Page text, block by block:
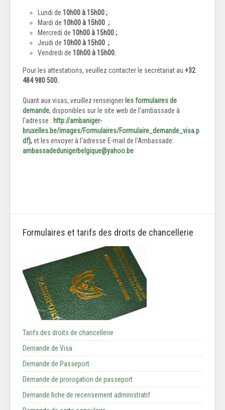
Lundi de 10h00 à 15h00 ;
Mardi de 10h00 à 15h00 ;
Mercredi de 10h00 à 15h00;
Jeudi de 10h00 à 15h00 ;
Vendredi de 10h00 à 15h00.
Pour les attestations, veuillez contacter le secrétariat au +32
484 980 500.
Quant aux visas, veuillez renseigner les formulaires de
demande, disponibles sur le site web de l'ambassade à
l'adresse : http://ambaniger-
bruxelles.be/images/Formulaires/Formulaire_demande_visa.p
df),et les envoyer à l'adresse E-mail de l'Ambassade:
ambassadedunigerbelgique@yahoo.be
Formulaires et tarifs des droits de chancellerie
Tarifs des droits de chancellerie
Demande de Visa
Demande de Passeport
Demande de prorogation de passeport
Demande fiche de recensement administratif